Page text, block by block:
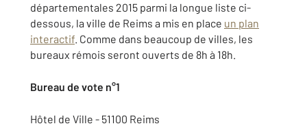
départementales 2015 parmi la longue liste ci-
dessous, la ville de Reims a mis en place un plan
interactif. Comme dans beaucoup de villes, les
bureaux rémois seront ouverts de 8h à 18h.
Bureau de vote n°1
Hôtel de Ville - 51100 Reims